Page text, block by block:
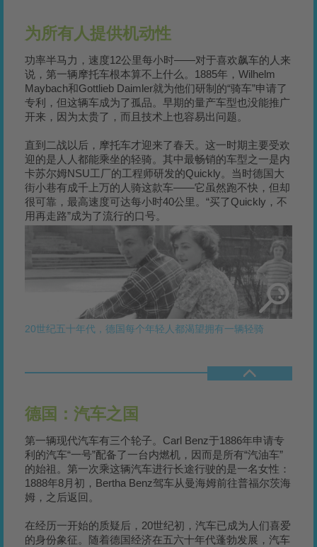
为所有人提供机动性
功率半马力，速度12公里每小时——对于喜欢飙车的人来
说，第一辆摩托车根本算不上什么。1885年，Wilhelm
Maybach和Gottlieb Daimler就为他们研制的“骑车”申请了
专利，但这辆车成为了孤品。早期的量产车型也没能推广
开来，因为太贵了，而且技术上也容易出问题。
直到二战以后，摩托车才迎来了春天。这一时期主要受欢
迎的是人人都能乘坐的轻骑。其中最畅销的车型之一是内
卡苏尔姆NSU工厂的工程师研发的Quickly。当时德国大
街小巷有成千上万的人骑这款车——它虽然跑不快，但却
很可靠，最高速度可达每小时40公里。“买了Quickly，不
用再走路”成为了流行的口号。
20世纪五十年代，德国每个年轻人都渴望拥有一辆轻骑
德国：汽车之国
第一辆现代汽车有三个轮子。Carl Benz于1886年申请专
利的汽车“一号”配备了一台内燃机，因而是所有“汽油车”
的始祖。第一次乘这辆汽车进行长途行驶的是一名女性：
1888年8月初，Bertha Benz驾车从曼海姆前往普福尔茨海
姆，之后返回。
在经历一开始的质疑后，20世纪初，汽车已成为人们喜爱
的身份象征。随着德国经济在五六十年代蓬勃发展，汽车